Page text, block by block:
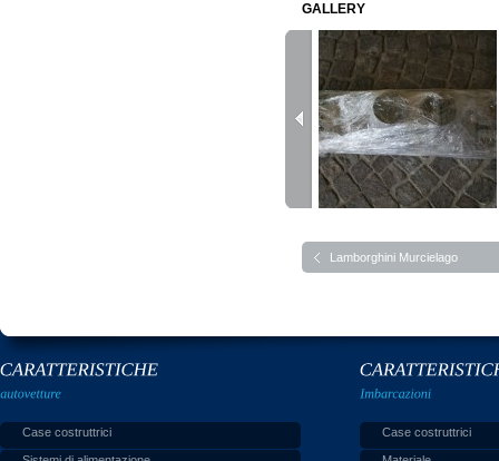
GALLERY
Lamborghini Murcielago
Case costruttrici Case costruttrici